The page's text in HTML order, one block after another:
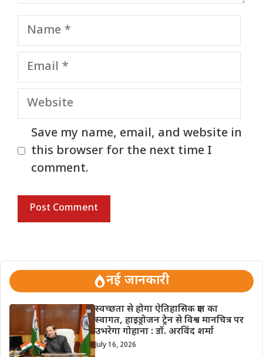
Name
Email
Website
Save my name, email, and website in
this browser for the next time I
comment.
नई जानकारी
स्वच्छता से होगा ऐतिहासिक क्षण का
स्वागत, हाइड्रोजन ट्रेन से विश्व मानचित्र पर
उभरेगा गोहाना : डॉ. अरविंद शर्मा
July 16, 2026